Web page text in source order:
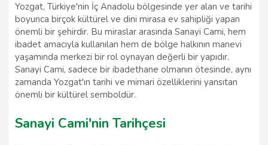
Yozgat, Türkiye'nin İç Anadolu bölgesinde yer alan ve tarihi
boyunca birçok kültürel ve dini mirasa ev sahipliği yapan
önemli bir şehirdir. Bu miraslar arasında Sanayi Cami, hem
ibadet amacıyla kullanılan hem de bölge halkının manevi
yaşamında merkezi bir rol oynayan değerli bir yapıdır.
Sanayi Cami, sadece bir ibadethane olmanın ötesinde, aynı
zamanda Yozgat'ın tarihi ve mimari özelliklerini yansıtan
önemli bir kültürel semboldür.
Sanayi Cami'nin Tarihçesi